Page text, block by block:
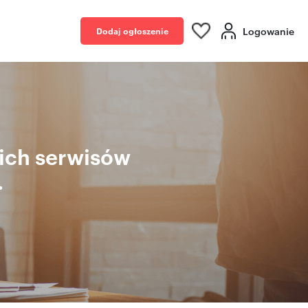
Dodaj ogłoszenie Logowanie
serwisów